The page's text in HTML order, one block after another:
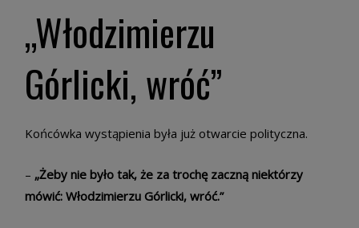
„Włodzimierzu
Górlicki, wróć”
Końcówka wystąpienia była już otwarcie polityczna.
– „Żeby nie było tak, że za trochę zaczną niektórzy
mówić: Włodzimierzu Górlicki, wróć.”